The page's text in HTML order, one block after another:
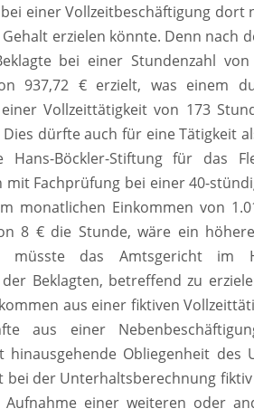
einer Vollzeitbeschäftigung
erzielen könnte. Denn nach
bei einer Stundenzahl
937,72 € erzielt, was einem
Vollzeittätigkeit von 173
Dies dürfte auch für eine Tätigkeit
Böckler-Stiftung für das
mit Fachprüfung bei einer 40-
monatlichen Einkommen von
8 € die Stunde, wäre ein
müsste das Amtsgericht im
der Beklagten, betreffend zu
aus einer fiktiven
aus einer
hinausgehende Obliegenheit
bei der Unterhaltsberechnung
einer weiteren oder